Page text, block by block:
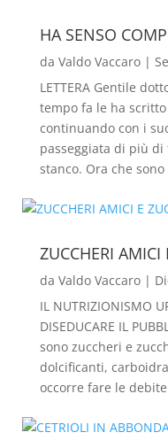
HA SENSO
da Valdo Vaccaro|
LETTERA Gentile
tempo fa le ha
continuando con i
passeggiata di più
stanco. Ora che
ZUCCHERI AMICI
da Valdo Vaccaro|
IL NUTRIZIONISMO
DISEDUCARE IL
sono zuccheri e
dolcificanti,
occorre fare le